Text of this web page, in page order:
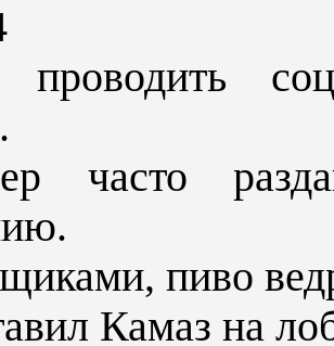
часто
пиво
Камаз на